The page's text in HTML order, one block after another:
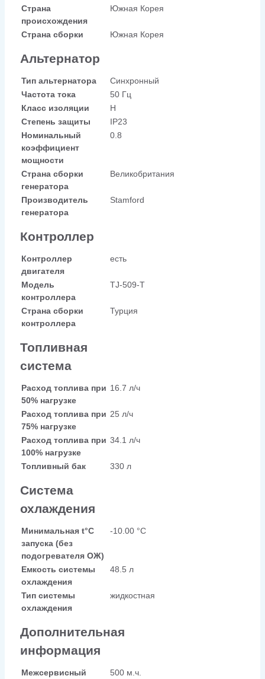
Страна
происхождения
Южная Корея
Страна сборки Южная Корея
Альтернатор
Тип альтернатора
Синхронный
Частота тока
50 Гц
Класс изоляции
H
Степень защиты
IP23
Номинальный
коэффициент
мощности
0.8
Страна сборки
генератора
Великобритания
Производитель
генератора
Stamford
Контроллер
Контроллер
двигателя
есть
Модель
контроллера
TJ-509-T
Страна сборки
контроллера
Турция
Топливная
система
Расход топлива при
50% нагрузке
16.7 л/ч
Расход топлива при
75% нагрузке
25 л/ч
Расход топлива при
100% нагрузке
34.1 л/ч
Топливный бак 330 л
Система
охлаждения
Минимальная t°С
запуска (без
подогревателя ОЖ)
-10.00 °С
Емкость системы
охлаждения
48.5 л
Тип системы
охлаждения
жидкостная
Дополнительная
информация
Межсервисный
500 м.ч.